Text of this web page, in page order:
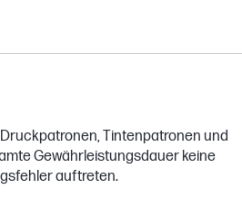
Tintenpatronen und
Gewährleistungsdauer keine
auftreten.